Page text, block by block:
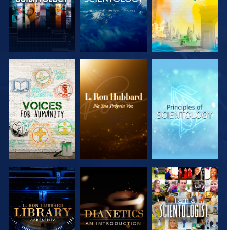
EXPLORAR A
SÉRIE
EXPLORAR A
SÉRIE
EXPLORAR A
SÉRIE
EXPLORAR A
SÉRIE
EXPLORAR A
SÉRIE
VER